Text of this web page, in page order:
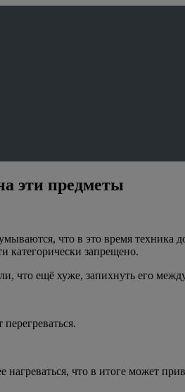
эти предметы
что в это время техника
категорически запрещено.
что ещё хуже, запихнуть его
что в итоге может